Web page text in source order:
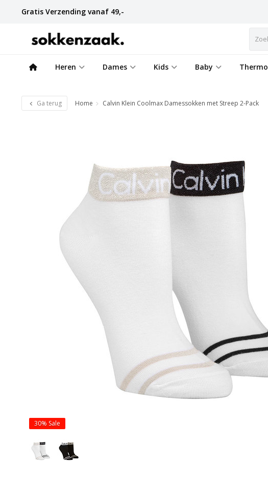
Gratis Verzending vanaf 49,-
Heren Dames Kids Baby Thermo
Ga terug Home Calvin Klein Coolmax Damessokken met Streep 2-Pack
30% Sale